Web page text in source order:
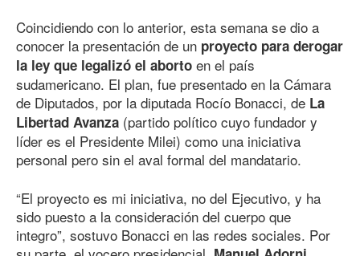
Coincidiendo con lo anterior, esta semana se dio a
conocer la presentación de un proyecto para derogar
la ley que legalizó el aborto en el país
sudamericano. El plan, fue presentado en la Cámara
de Diputados, por la diputada Rocío Bonacci, de La
Libertad Avanza (partido político cuyo fundador y
líder es el Presidente Milei) como una iniciativa
personal pero sin el aval formal del mandatario.
“El proyecto es mi iniciativa, no del Ejecutivo, y ha
sido puesto a la consideración del cuerpo que
integro”, sostuvo Bonacci en las redes sociales. Por